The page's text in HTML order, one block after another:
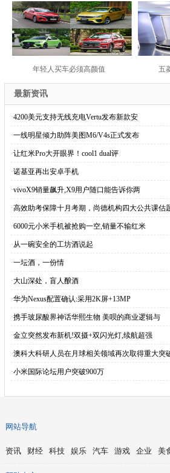
年轻人买车必须高颜值 五
最新资讯
·4200美元支持无线充电Vertu发布新款安
·一线明星倾力助阵美图M6/V4s正式发布
·让红米Pro大开眼界！cool1 dual评
·诺基亚再出安卓手机
·vivoX9销量飙升,X9用户随口能告诉你两
·高效助考保障十月考期，尚德机构四大公共课估
·6000元小米手机被抢购一空,销量不输红米
·从一碗安全的工坊酒说起
·一坛酒，一份情
·大山深处，盲人酿酒
·华为Nexus配置确认:采用2K屏+13MP
·携手玻尿酸界神话华熙生物 美呗的商业逻辑与
·金立突然发布新机!双摄+双闪光灯,续航超强
·澳科大科研人员在月球相关领域再次取得重大突
·小米国际论坛用户突破900万
网站导航
资讯 财经 科技 娱乐 汽车 游戏 企业 美